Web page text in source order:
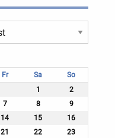
Fr Sa
So
1
2
7 8
9
14 15
16
21 22
23